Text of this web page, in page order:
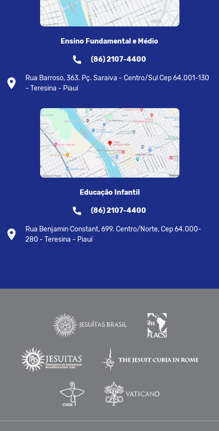
Ensino Fundamental e Médio
(86) 2107-4400
Rua Barroso, 363. Pç. Saraiva - Centro/Sul Cep 64.001-130
- Teresina - Piauí
Educação Infantil
(86) 2107-4400
Rua Benjamin Constant, 699. Centro/Norte, Cep 64.000-
280 - Teresina - Piauí